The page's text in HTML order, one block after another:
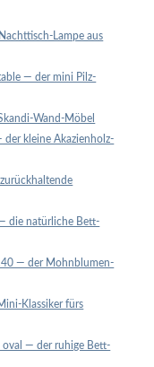
Lampe aus
— der mini Pilz-
Wand-Möbel
der kleine Akazienholz-
die natürliche Bett-
— der Mohnblumen-
Klassiker fürs
oval — der ruhige Bett-